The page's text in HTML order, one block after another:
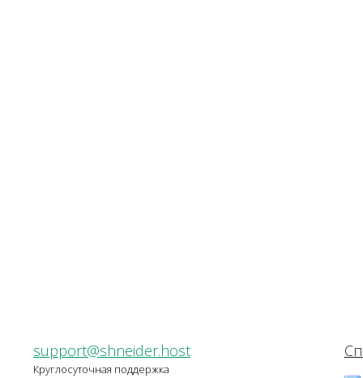
support@shneider.host
Круглосуточная поддержка